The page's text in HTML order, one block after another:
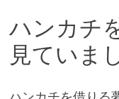
ハンカチ
見ていま